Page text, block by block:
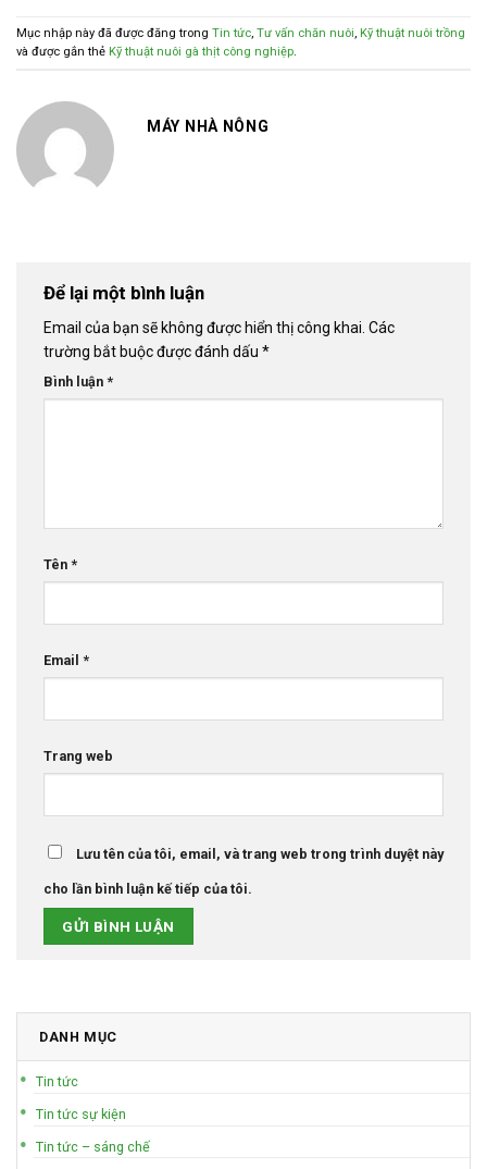
Mục nhập này đã được đăng trong Tin tức, Tư vấn chăn nuôi, Kỹ thuật nuôi trồng
và được gắn thẻ Kỹ thuật nuôi gà thịt công nghiệp.
MÁY NHÀ NÔNG
Để lại một bình luận
Email của bạn sẽ không được hiển thị công khai. Các
trường bắt buộc được đánh dấu *
Bình luận *
Tên *
Email *
Trang web
Lưu tên của tôi, email, và trang web trong trình duyệt này
cho lần bình luận kế tiếp của tôi.
DANH MỤC
Tin tức
Tin tức sự kiện
Tin tức – sáng chế